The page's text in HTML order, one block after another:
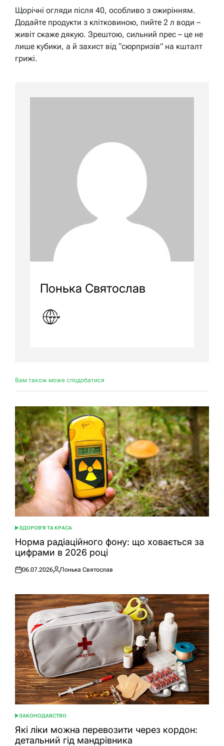
Щорічні огляди після 40, особливо з ожирінням.
Додайте продукти з клітковиною, пийте 2 л води –
живіт скаже дякую. Зрештою, сильний прес – це не
лише кубики, а й захист від “сюрпризів” на кшталт
грижі.
Понька Святослав
Вам також може сподобатися
ОПУБЛІКУВАТИ
У
ЗДОРОВ'Я ТА КРАСА
Норма радіаційного фону: що ховається за
цифрами в 2026 році
Оприлюднено
06.07.2026
Опубліковано
Понька Святослав
ОПУБЛІКУВАТИ
У
ЗАКОНОДАВСТВО
Які ліки можна перевозити через кордон:
детальний гід мандрівника